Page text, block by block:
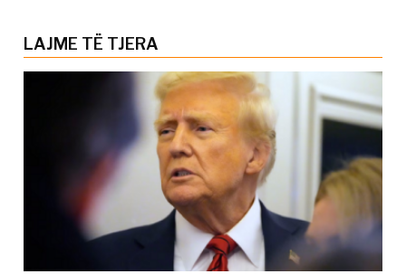
LAJME TË TJERA